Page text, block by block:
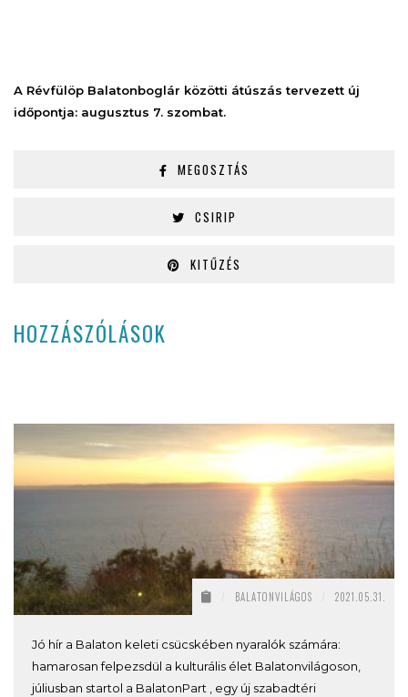
A Révfülöp Balatonboglár közötti átúszás tervezett új
időpontja: augusztus 7. szombat.
MEGOSZTÁS
CSIRIP
KITŰZÉS
HOZZÁSZÓLÁSOK
BALATONVILÁGOS 2021.05.31.
Jó hír a Balaton keleti csücskében nyaralók számára:
hamarosan felpezsdül a kulturális élet Balatonvilágoson,
júliusban startol a BalatonPart , egy új szabadtéri